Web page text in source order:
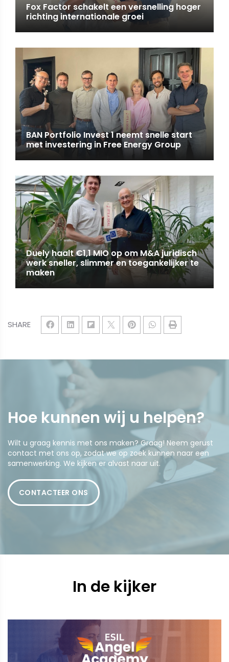
SHARE
Fox Factor schakelt een versnelling hoger
richting internationale groei
BAN Portfolio Invest 1 neemt snelle start
met investering in Free Energy Group
Duely haalt €1,1 MIO op om M&A juridisch
werk sneller, slimmer en toegankelijker te
maken
Hoe kunnen wij u helpen?
Wilt u graag kennis met ons maken? Graag! Neem gerust
contact met ons op, zodat we op zoek kunnen naar een
samenwerking. We kijken er alvast naar uit.
CONTACTEER ONS
In de kijker